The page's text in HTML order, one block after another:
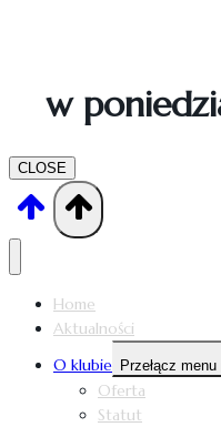
w
CLOSE
Home
Aktualności
O klubie Przełącz
Oferta
Statut